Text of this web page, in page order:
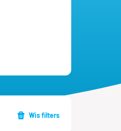
Wis filters